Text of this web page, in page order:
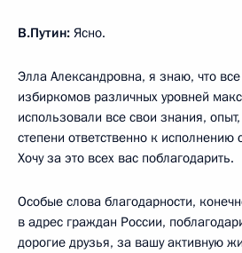
В.Путин: Ясно.
Элла Александровна, я знаю, что все
избиркомов различных уровней
использовали все свои знания,
степени ответственно к исполнению
Хочу за это всех вас поблагодарить.
Особые слова благодарности,
в адрес граждан России,
дорогие друзья, за вашу активную